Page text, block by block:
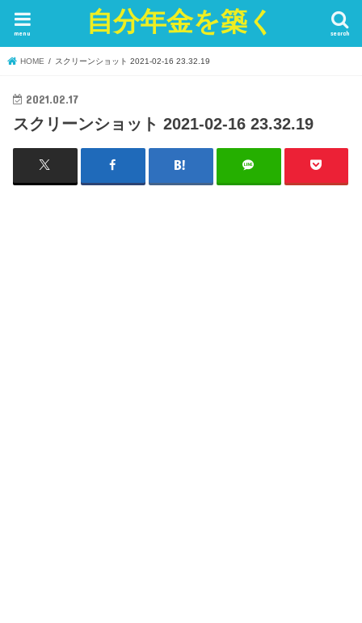
自分年金を築く search
menu
HOME スクリーンショット 2021-02-16 23.32.19
2021.02.17
スクリーンショット 2021-02-16 23.32.19